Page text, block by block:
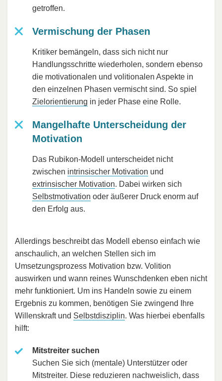
getroffen.
Vermischung der Phasen
Kritiker bemängeln, dass sich nicht nur
Handlungsschritte wiederholen, sondern ebenso
die motivationalen und volitionalen Aspekte in
den einzelnen Phasen vermischt sind. So spiel
Zielorientierung in jeder Phase eine Rolle.
Mangelhafte Unterscheidung der
Motivation
Das Rubikon-Modell unterscheidet nicht
zwischen intrinsischer Motivation und
extrinsischer Motivation. Dabei wirken sich
Selbstmotivation oder äußerer Druck enorm auf
den Erfolg aus.
Allerdings beschreibt das Modell ebenso einfach wie
anschaulich, an welchen Stellen sich im
Umsetzungsprozess Motivation bzw. Volition
auswirken und wann reines Wunschdenken eben nicht
mehr funktioniert. Um ins Handeln sowie zu einem
Ergebnis zu kommen, benötigen Sie zwingend Ihre
Willenskraft und Selbstdisziplin. Was hierbei ebenfalls
hilft:
Mitstreiter suchen
Suchen Sie sich (mentale) Unterstützer oder
Mitstreiter. Diese reduzieren nachweislich, dass